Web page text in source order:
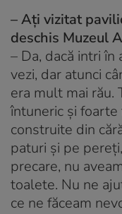
– Ați vizitat
deschis Muzeul
– Da, dacă intri
vezi, dar atunci
era mult mai
întuneric și
construite din
paturi și pe
precare, nu
toalete. Nu ne
ce ne făceam